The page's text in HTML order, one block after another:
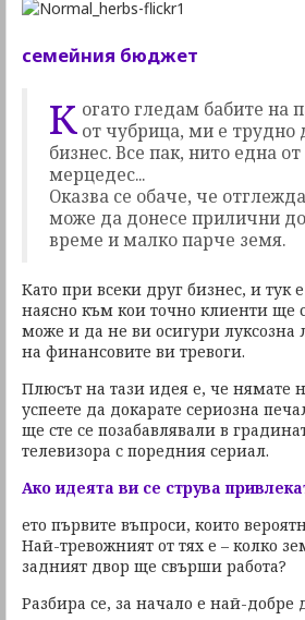
семейния бюджет
К огато гледам бабите на
от чубрица, ми е трудно
бизнес. Все пак, нито една
мерцедес...
Оказва се обаче, че
може да донесе прилични
време и малко парче земя.
Като при всеки друг бизнес, и
наясно към кои точно клиенти ще
може и да не ви осигури
на финансовите ви тревоги.
Плюсът на тази идея е, че нямате
успеете да докарате сериозна
ще сте се позабавлявали в
телевизора с поредния сериал.
Ако идеята ви се струва
ето първите въпроси, които
Най-тревожният от тях е – колко
задният двор ще свърши работа?
Разбира се, за начало е най-